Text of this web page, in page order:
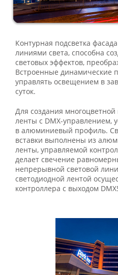
Контурная подсветка
линиями света, способна
световых эффектов,
Встроенные динамические
управлять освещением в
суток.
Для создания
ленты с DMX-управлением,
в алюминиевый профиль.
вставки выполнены из
ленты, управляемой
делает свечение
непрерывной световой
светодиодной лентой
контроллера с выходом